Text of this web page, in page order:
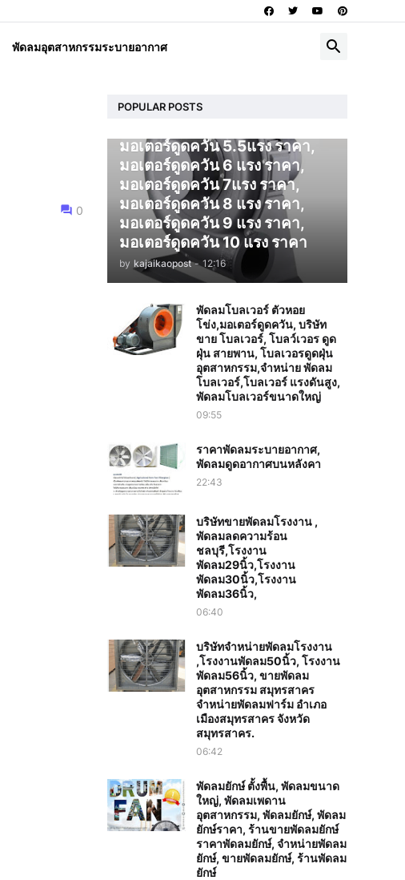
พัดลมอุตสาหกรรมระบายอากาศ
0
POPULAR POSTS
มอเตอร์ดูดควัน 1 แรง ราคา,
มอเตอร์ดูดควัน 4 แรง ราคา,
มอเตอร์ดูดควัน 5.5แรง ราคา,
มอเตอร์ดูดควัน 6 แรง ราคา,
มอเตอร์ดูดควัน 7แรง ราคา,
มอเตอร์ดูดควัน 8 แรง ราคา,
มอเตอร์ดูดควัน 9 แรง ราคา,
มอเตอร์ดูดควัน 10 แรง ราคา
by kajaikaopost - 12:16
พัดลมโบลเวอร์ ตัวหอย
โข่ง,มอเตอร์ดูดควัน, บริษัท
ขาย โบลเวอร์, โบลว์เวอร ดูด
ฝุ่น สายพาน, โบลเวอรดูดฝุ่น
อุตสาหกรรม,จำหน่าย พัดลม
โบลเวอร์,โบลเวอร์ แรงดันสูง,
พัดลมโบลเวอร์ขนาดใหญ่
09:55
ราคาพัดลมระบายอากาศ,
พัดลมดูดอากาศบนหลังคา
22:43
บริษัทขายพัดลมโรงงาน ,
พัดลมลดความร้อน
ชลบุรี,โรงงาน
พัดลม29นิ้ว,โรงงาน
พัดลม30นิ้ว,โรงงาน
พัดลม36นิ้ว,
06:40
บริษัทจำหน่ายพัดลมโรงงาน
,โรงงานพัดลม50นิ้ว, โรงงาน
พัดลม56นิ้ว, ขายพัดลม
อุตสาหกรรม สมุทรสาคร
จำหน่ายพัดลมฟาร์ม อำเภอ
เมืองสมุทรสาคร จังหวัด
สมุทรสาคร.
06:42
พัดลมยักษ์ ตั้งพื้น, พัดลมขนาด
ใหญ่, พัดลมเพดาน
อุตสาหกรรม, พัดลมยักษ์, พัดลม
ยักษ์ราคา, ร้านขายพัดลมยักษ์
ราคาพัดลมยักษ์, จำหน่ายพัดลม
ยักษ์, ขายพัดลมยักษ์, ร้านพัดลม
ยักษ์